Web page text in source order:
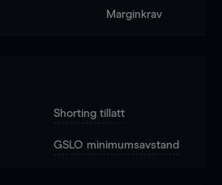
Marginkrav
Shorting tillatt
GSLO minimumsavstand